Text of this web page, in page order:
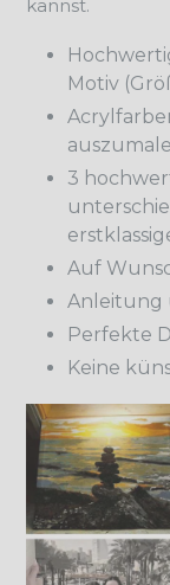
kannst.
Motiv
3
Auf
Anleitung
Perfekte
Keine